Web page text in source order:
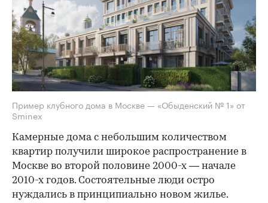
Пример клубного дома в Москве — «Обыденский № 1» от
Sminex
Камерные дома с небольшим количеством
квартир получили широкое распространение в
Москве во второй половине 2000-х — начале
2010-х годов. Состоятельные люди остро
нуждались в принципиально новом жилье.